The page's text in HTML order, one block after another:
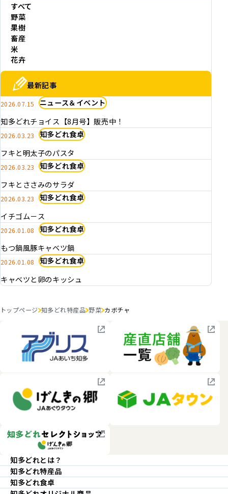
すべて
野菜
果樹
畜産
米
花卉
最新記事
2026.07.15 ニュース＆イベント
知多どれチョイス【8月号】販売中！
2026.03.23 知多どれ食卓
フキと明太子のパスタ
2026.03.23 知多どれ食卓
フキとささみのサラダ
2026.03.23 知多どれ食卓
イチゴム－ス
2026.01.08 知多どれ食卓
もつ鍋風豚キャベツ鍋
2026.01.08 知多どれ食卓
キャベツと卵のキッシュ
トップページ 知多どれ特産品 野菜 カボチャ
知多どれとは？
知多どれ特産品
知多どれ食卓